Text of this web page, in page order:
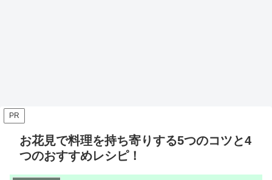
PR
お花見で料理を持ち寄りする5つのコツと4
つのおすすめレシピ！